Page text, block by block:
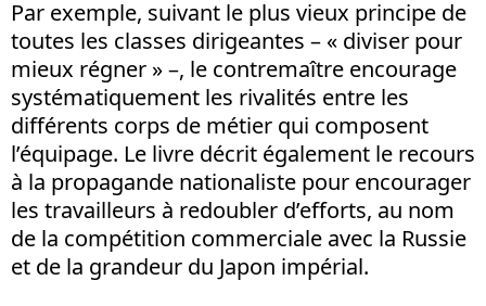
Par exemple, suivant le plus vieux principe de
toutes les classes dirigeantes – « diviser pour
mieux régner » –, le contremaître encourage
systématiquement les rivalités entre les
différents corps de métier qui composent
l’équipage. Le livre décrit également le recours
à la propagande nationaliste pour encourager
les travailleurs à redoubler d’efforts, au nom
de la compétition commerciale avec la Russie
et de la grandeur du Japon impérial.